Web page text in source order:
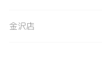
金沢店